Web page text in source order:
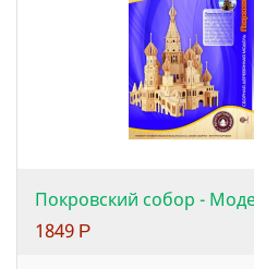
1849 Р